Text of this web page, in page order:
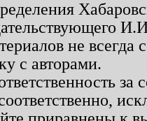
не
с авторами.